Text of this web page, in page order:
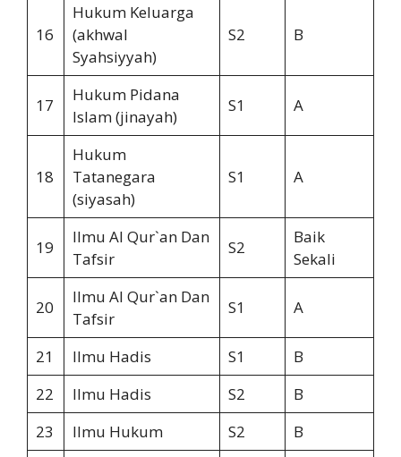
16
Hukum Keluarga
(akhwal
Syahsiyyah)
S2 B
17
Hukum Pidana
Islam (jinayah)
S1 A
18
Hukum
Tatanegara
(siyasah)
S1 A
19
Ilmu Al Qur`an Dan
Tafsir
S2
Baik
Sekali
20
Ilmu Al Qur`an Dan
Tafsir
S1 A
21 Ilmu Hadis S1
B
22
Ilmu Hadis S2
B
23
Ilmu Hukum S2
B